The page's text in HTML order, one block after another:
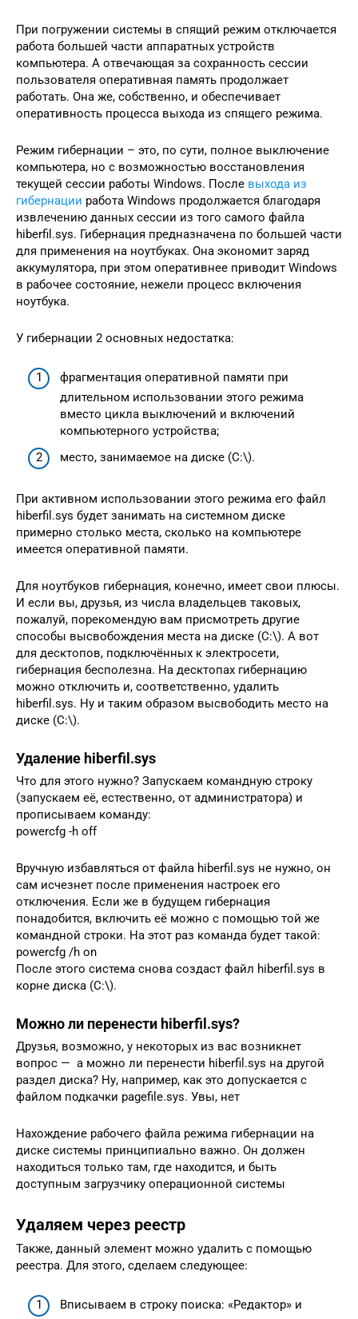
При погружении системы в спящий режим отключается
работа большей части аппаратных устройств
компьютера. А отвечающая за сохранность сессии
пользователя оперативная память продолжает
работать. Она же, собственно, и обеспечивает
оперативность процесса выхода из спящего режима.
Режим гибернации – это, по сути, полное выключение
компьютера, но с возможностью восстановления
текущей сессии работы Windows. После выхода из
гибернации работа Windows продолжается благодаря
извлечению данных сессии из того самого файла
hiberfil.sys. Гибернация предназначена по большей части
для применения на ноутбуках. Она экономит заряд
аккумулятора, при этом оперативнее приводит Windows
в рабочее состояние, нежели процесс включения
ноутбука.
У гибернации 2 основных недостатка:
фрагментация оперативной памяти при
длительном использовании этого режима
вместо цикла выключений и включений
компьютерного устройства;
место, занимаемое на диске (C:\).
При активном использовании этого режима его файл
hiberfil.sys будет занимать на системном диске
примерно столько места, сколько на компьютере
имеется оперативной памяти.
Для ноутбуков гибернация, конечно, имеет свои плюсы.
И если вы, друзья, из числа владельцев таковых,
пожалуй, порекомендую вам присмотреть другие
способы высвобождения места на диске (C:\). А вот
для десктопов, подключённых к электросети,
гибернация бесполезна. На десктопах гибернацию
можно отключить и, соответственно, удалить
hiberfil.sys. Ну и таким образом высвободить место на
диске (C:\).
Удаление hiberfil.sys
Что для этого нужно? Запускаем командную строку
(запускаем её, естественно, от администратора) и
прописываем команду:
powercfg -h off
Вручную избавляться от файла hiberfil.sys не нужно, он
сам исчезнет после применения настроек его
отключения. Если же в будущем гибернация
понадобится, включить её можно с помощью той же
командной строки. На этот раз команда будет такой:
powercfg /h on
После этого система снова создаст файл hiberfil.sys в
корне диска (C:\).
Можно ли перенести hiberfil.sys?
Друзья, возможно, у некоторых из вас возникнет
вопрос — а можно ли перенести hiberfil.sys на другой
раздел диска? Ну, например, как это допускается с
файлом подкачки pagefile.sys. Увы, нет
Нахождение рабочего файла режима гибернации на
диске системы принципиально важно. Он должен
находиться только там, где находится, и быть
доступным загрузчику операционной системы
Удаляем через реестр
Также, данный элемент можно удалить с помощью
реестра. Для этого, сделаем следующее:
Вписываем в строку поиска: «Редактор» и